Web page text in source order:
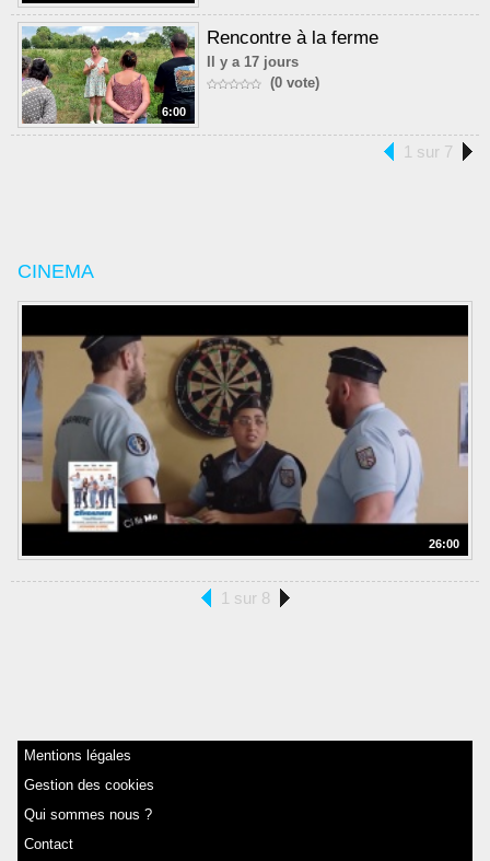
6:00
Rencontre à la ferme
Il y a 17 jours
(0 vote)
1 sur 7
CINEMA
26:00
1 sur 8
Mentions légales
Gestion des cookies
Qui sommes nous ?
Contact